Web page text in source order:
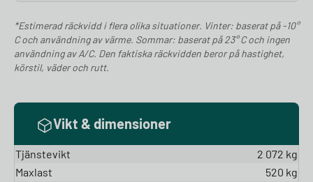
*Estimerad räckvidd i flera olika situationer. Vinter: baserat på -10°
C och användning av värme. Sommar: baserat på 23° C och ingen
användning av A/C. Den faktiska räckvidden beror på hastighet,
körstil, väder och rutt.
Vikt & dimensioner
Tjänstevikt
2 072 kg
Maxlast
520 kg